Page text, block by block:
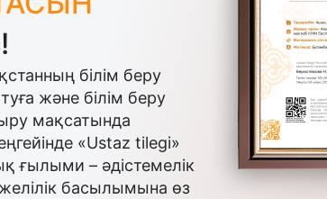
білім беру
және білім беру
мақсатында
«Ustaz tilegi»
ғылыми – әдістемелік
басылымына өз